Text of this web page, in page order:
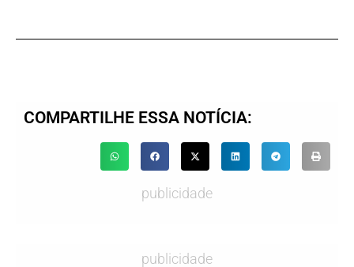
COMPARTILHE ESSA NOTÍCIA:
publicidade
publicidade